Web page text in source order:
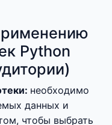
Python
необходимо
данных и
чтобы выбрать